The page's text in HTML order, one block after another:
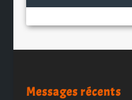
Messages récents